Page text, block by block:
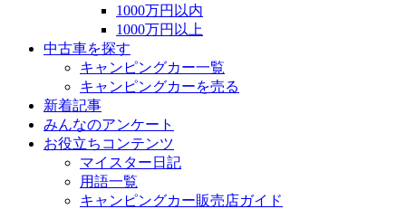
1000万円以内
1000万円以上
中古車を探す
キャンピングカー一覧
キャンピングカーを売る
新着記事
みんなのアンケート
お役立ちコンテンツ
マイスター日記
用語一覧
キャンピングカー販売店ガイド